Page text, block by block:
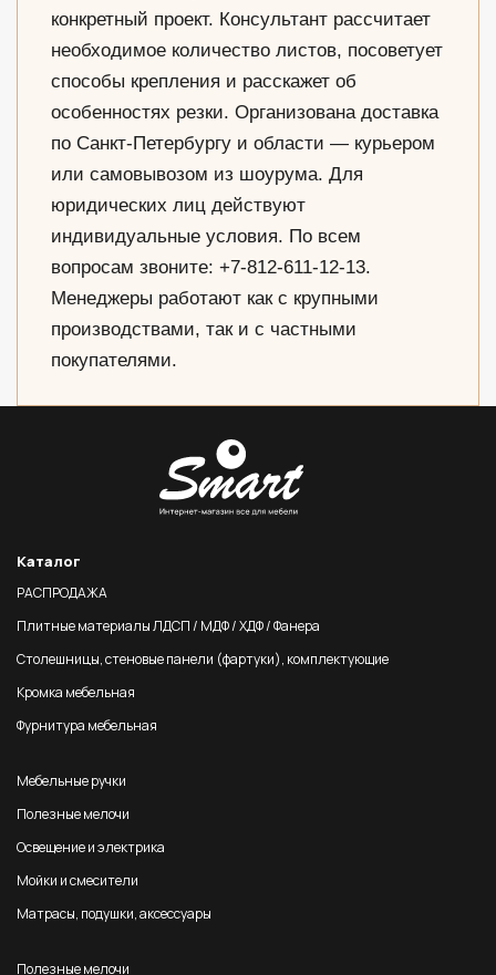
конкретный проект. Консультант рассчитает
необходимое количество листов, посоветует
способы крепления и расскажет об
особенностях резки. Организована доставка
по Санкт-Петербургу и области — курьером
или самовывозом из шоурума. Для
юридических лиц действуют
индивидуальные условия. По всем
вопросам звоните: +7-812-611-12-13.
Менеджеры работают как с крупными
производствами, так и с частными
покупателями.
Каталог
РАСПРОДАЖА
Плитные материалы ЛДСП / МДФ / ХДФ / Фанера
Столешницы, стеновые панели (фартуки), комплектующие
Кромка мебельная
Фурнитура мебельная
Мебельные ручки
Полезные мелочи
Освещение и электрика
Мойки и смесители
Матрасы, подушки, аксессуары
Полезные мелочи